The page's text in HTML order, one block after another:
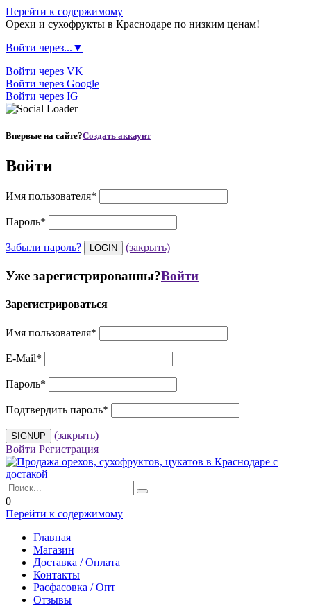
Перейти к содержимому
Орехи и сухофрукты в Краснодаре по низким ценам!
Войти через...▼
Войти через VK
Войти через Google
Войти через IG
Впервые на сайте?Создать аккаунт
Войти
Имя пользователя*
Пароль*
Забыли пароль? (закрыть)
Уже зарегистрированны?Войти
Зарегистрироваться
Имя пользователя*
E-Mail*
Пароль*
Подтвердить пароль*
(закрыть)
Войти Регистрация
0
Перейти к содержимому
Главная
Магазин
Доставка / Оплата
Контакты
Расфасовка / Опт
Отзывы